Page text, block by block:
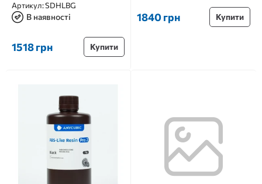
Артикул:SDHLBG
В наявності
1518 грн Купити
1840 грн Купити